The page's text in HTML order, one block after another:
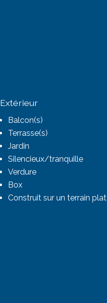
Extérieur
Balcon(s)
Terrasse(s)
Jardin
Silencieux/tranquille
Verdure
Box
Construit sur un terrain plat